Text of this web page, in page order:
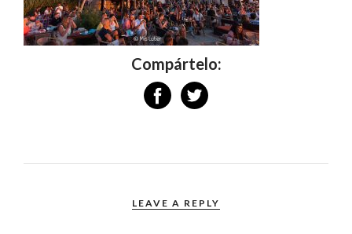
Compártelo:
LEAVE A REPLY